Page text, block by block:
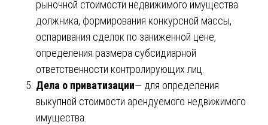
рыночной стоимости недвижимого имущества
должника, формирования конкурсной массы,
оспаривания сделок по заниженной цене,
определения размера субсидиарной
ответственности контролирующих лиц.
Дела о приватизации— для определения
выкупной стоимости арендуемого недвижимого
имущества.